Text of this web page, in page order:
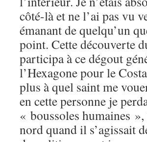
côté-là et ne l’ai pas vu
émanant de quelqu’un
point. Cette découverte
participa à ce dégout
l’Hexagone pour le
plus à quel saint me
en cette personne je
« boussoles humaines
nord quand il s’agissait